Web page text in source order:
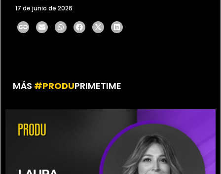
17 de junio de 2026
MÁS #PRODUPRIMETIME